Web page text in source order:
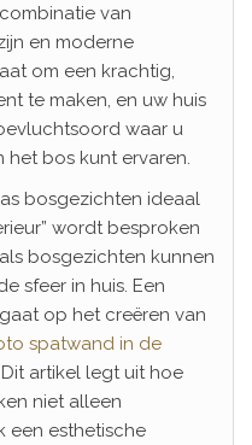
van
en moderne
om een krachtig,
te maken, en uw huis
waar u
bos kunt ervaren.
bosgezichten ideaal
wordt besproken
bosgezichten kunnen
sfeer in huis. Een
op het creëren van
spatwand in de
Dit artikel legt uit hoe
niet alleen
een esthetische